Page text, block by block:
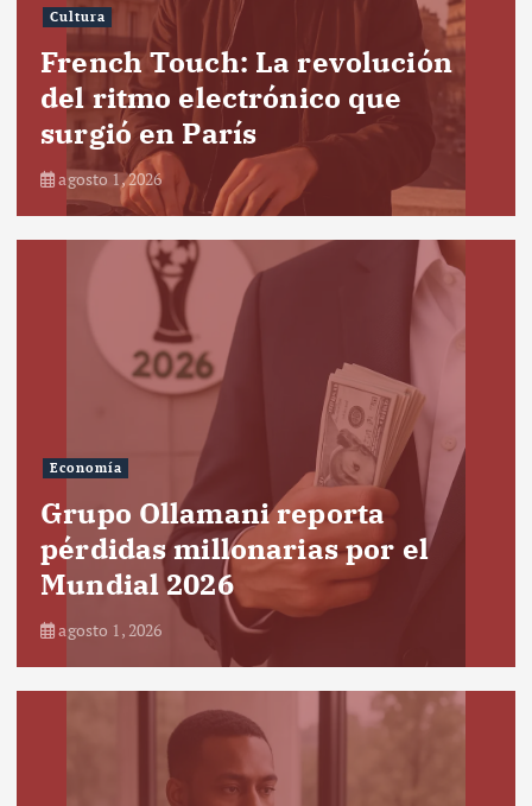
Cultura
French Touch: La revolución
del ritmo electrónico que
surgió en París
agosto 1, 2026
Economía
Grupo Ollamani reporta
pérdidas millonarias por el
Mundial 2026
agosto 1, 2026